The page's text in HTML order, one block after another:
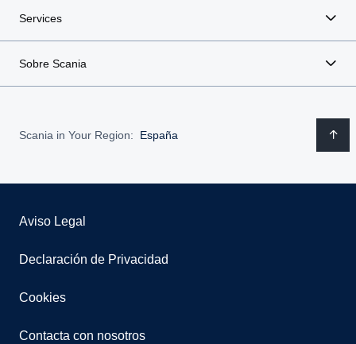
Services
Sobre Scania
Scania in Your Region: España
Aviso Legal
Declaración de Privacidad
Cookies
Contacta con nosotros